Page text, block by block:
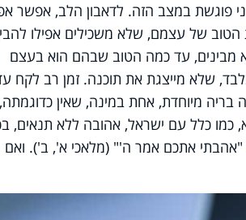
פוגשת במצב הזה. לדאבון הלב, אפשר
הטוב של עצמם, שלא משכילים אפילו
מבינים, עד כמה הטוב שבהם הוא בעצם
שלא מייצגת את תוכנה. זמן רב לקח
מיוחדת, אחת במינה, שאין כדוגמתה,
כמו כלל עם ישראל, אהובה ללא תנאים,
"אהבתי אתכם אמר ה'" (מלאכי א', ב'). ואם